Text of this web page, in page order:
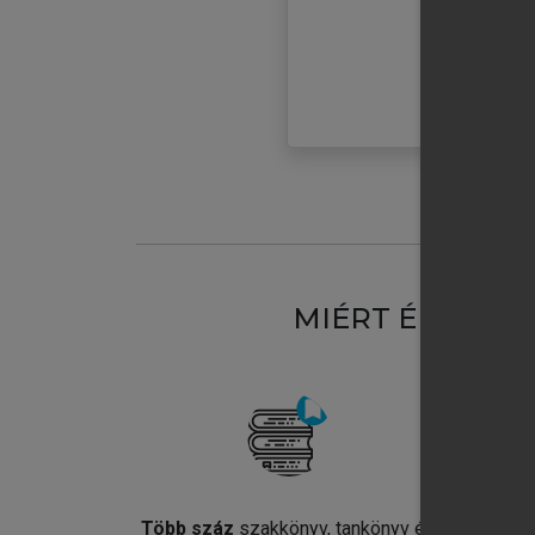
MIÉRT
Több száz szakkönyv, tankönyv és